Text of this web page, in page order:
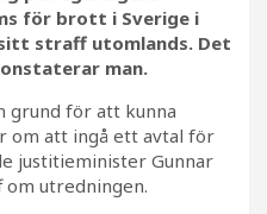
för brott i Sverige i
straff utomlands. Det
man.
grund för att kunna
om att ingå ett avtal för
justitieminister Gunnar
utredningen.